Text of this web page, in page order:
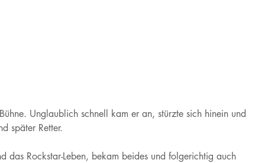
Unglaublich schnell kam er an, stürzte sich hinein und
später Retter.
das Rockstar-Leben, bekam beides und folgerichtig auch